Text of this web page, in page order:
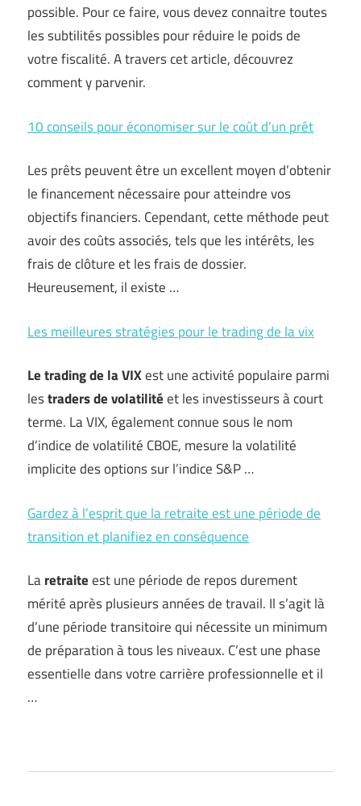
possible. Pour ce faire, vous devez connaitre toutes
les subtilités possibles pour réduire le poids de
votre fiscalité. A travers cet article, découvrez
comment y parvenir.
10 conseils pour économiser sur le coût d’un prêt
Les prêts peuvent être un excellent moyen d’obtenir
le financement nécessaire pour atteindre vos
objectifs financiers. Cependant, cette méthode peut
avoir des coûts associés, tels que les intérêts, les
frais de clôture et les frais de dossier.
Heureusement, il existe …
Les meilleures stratégies pour le trading de la vix
Le trading de la VIXest une activité populaire parmi
lestraders de volatilitéet les investisseurs à court
terme. La VIX, également connue sous le nom
d’indice de volatilité CBOE, mesure la volatilité
implicite des options sur l’indice S&P …
Gardez à l’esprit que la retraite est une période de
transition et planifiez en conséquence
Laretraiteest une période de repos durement
mérité après plusieurs années de travail. Il s’agit là
d’une période transitoire qui nécessite un minimum
de préparation à tous les niveaux. C’est une phase
essentielle dans votre carrière professionnelle et il
…